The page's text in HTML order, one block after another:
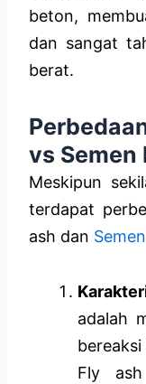
beton,
dan sangat
berat.
vs Semen
Meskipun
terdapat
ash dan
adalah
Fly